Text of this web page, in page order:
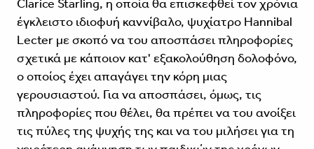
Clarice Starling, η οποία θα επισκεφθεί τον χρόνια
έγκλειστο ιδιοφυή καννίβαλο, ψυχίατρο Hannibal
Lecter με σκοπό να του αποσπάσει πληροφορίες
σχετικά με κάποιον κατ' εξακολούθηση δολοφόνο,
ο οποίος έχει απαγάγει την κόρη μιας
γερουσιαστού. Για να αποσπάσει, όμως, τις
πληροφορίες που θέλει, θα πρέπει να του ανοίξει
τις πύλες της ψυχής της και να του μιλήσει για τη